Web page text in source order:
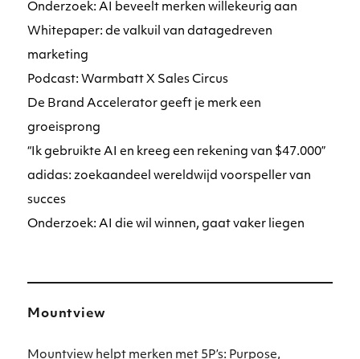
Onderzoek: AI beveelt merken willekeurig aan
Whitepaper: de valkuil van datagedreven
marketing
Podcast: Warmbatt X Sales Circus
De Brand Accelerator geeft je merk een
groeisprong
“Ik gebruikte AI en kreeg een rekening van $47.000”
adidas: zoekaandeel wereldwijd voorspeller van
succes
Onderzoek: AI die wil winnen, gaat vaker liegen
Mountview
Mountview helpt merken met 5P’s: Purpose,